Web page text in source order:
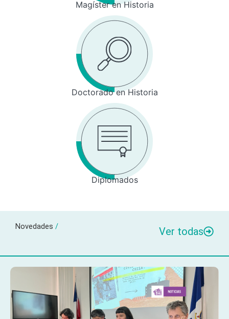
Magíster en Historia
Doctorado en Historia
Diplomados
Novedades / Ver todas